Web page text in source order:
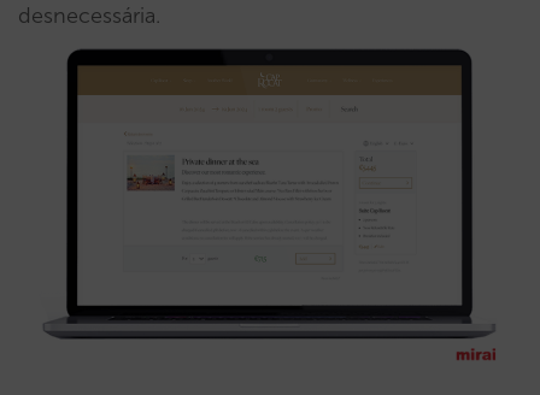
desnecessária.